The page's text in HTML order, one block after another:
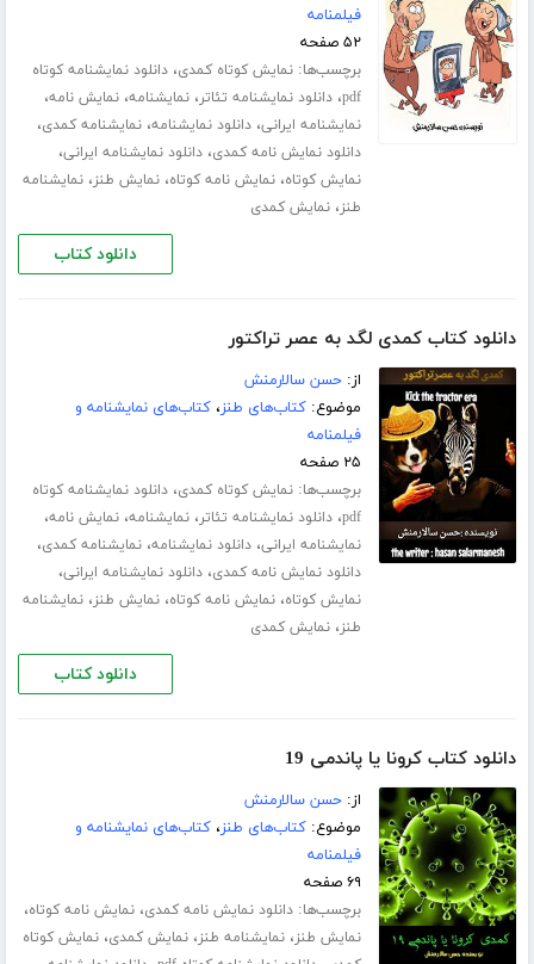
فیلمنامه
۵۲ صفحه
برچسب‌ها:نمایش کوتاه کمدی،دانلود نمایشنامه کوتاه
pdf،دانلود نمایشنامه تئاتر،نمایشنامه،نمایش نامه،
نمایشنامه ایرانی،دانلود نمایشنامه،نمایشنامه کمدی،
دانلود نمایش نامه کمدی،دانلود نمایشنامه ایرانی،
نمایش کوتاه،نمایش نامه کوتاه،نمایش طنز،نمایشنامه
طنز،نمایش کمدی
دانلود کتاب
دانلود کتاب کمدی لگد به عصر تراکتور
از:حسن سالارمنش
موضوع:کتاب‌های طنز،کتاب‌های نمایشنامه و
فیلمنامه
۲۵ صفحه
برچسب‌ها:نمایش کوتاه کمدی،دانلود نمایشنامه کوتاه
pdf،دانلود نمایشنامه تئاتر،نمایشنامه،نمایش نامه،
نمایشنامه ایرانی،دانلود نمایشنامه،نمایشنامه کمدی،
دانلود نمایش نامه کمدی،دانلود نمایشنامه ایرانی،
نمایش کوتاه،نمایش نامه کوتاه،نمایش طنز،نمایشنامه
طنز،نمایش کمدی
دانلود کتاب
دانلود کتاب کرونا یا پاندمی 19
از:حسن سالارمنش
موضوع:کتاب‌های طنز،کتاب‌های نمایشنامه و
فیلمنامه
۶۹ صفحه
برچسب‌ها:دانلود نمایش نامه کمدی،نمایش نامه کوتاه،
نمایش طنز،نمایشنامه طنز،نمایش کمدی،نمایش کوتاه